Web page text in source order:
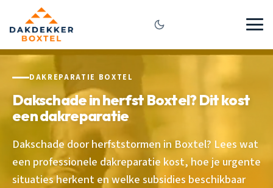
DAKREPARATIE BOXTEL
Dakschade in herfst Boxtel? Dit kost
een dakreparatie
Dakschade door herfststormen in Boxtel? Lees wat
een professionele dakreparatie kost, hoe je urgente
situaties herkent en welke subsidies beschikbaar